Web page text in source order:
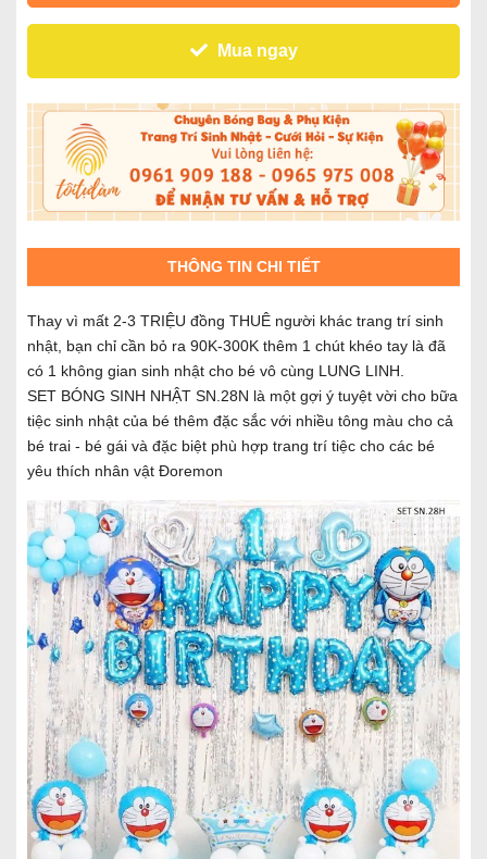
Mua ngay
THÔNG TIN CHI TIẾT
Thay vì mất 2-3 TRIỆU đồng THUÊ người khác trang trí sinh
nhật, bạn chỉ cần bỏ ra 90K-300K thêm 1 chút khéo tay là đã
có 1 không gian sinh nhật cho bé vô cùng LUNG LINH.
SET BÓNG SINH NHẬT SN.28N là một gợi ý tuyệt vời cho bữa
tiệc sinh nhật của bé thêm đặc sắc với nhiều tông màu cho cả
bé trai - bé gái và đặc biệt phù hợp trang trí tiệc cho các bé
yêu thích nhân vật Đoremon